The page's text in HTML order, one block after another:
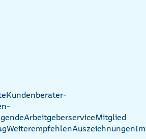
Kundenberater-
ArbeitgeberserviceMitglied
WeiterempfehlenAuszeichnungenIm